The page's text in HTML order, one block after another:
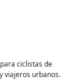
ciclistas de
viajeros urbanos.